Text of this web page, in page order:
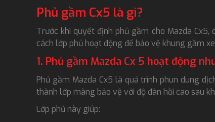
Phủ gầm Cx5 là gì?
Trước khi quyết định phủ gầm cho Mazda
cách lớp phủ hoạt động để bảo vệ khung gầm
1. Phủ gầm Mazda Cx 5 hoạt động
Phủ gầm Mazda Cx5 là quá trình phun dung
thành lớp màng bảo vệ với độ đàn hồi cao sau
Lớp phủ này giúp: